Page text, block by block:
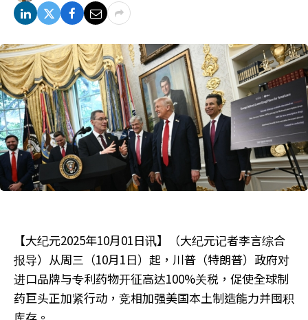
【大纪元2025年10月01日讯】（大纪元记者李言综合
报导）从周三（10月1日）起，川普（特朗普）政府对
进口品牌与专利药物开征高达100%关税，促使全球制
药巨头正加紧行动，竞相加强美国本土制造能力并囤积